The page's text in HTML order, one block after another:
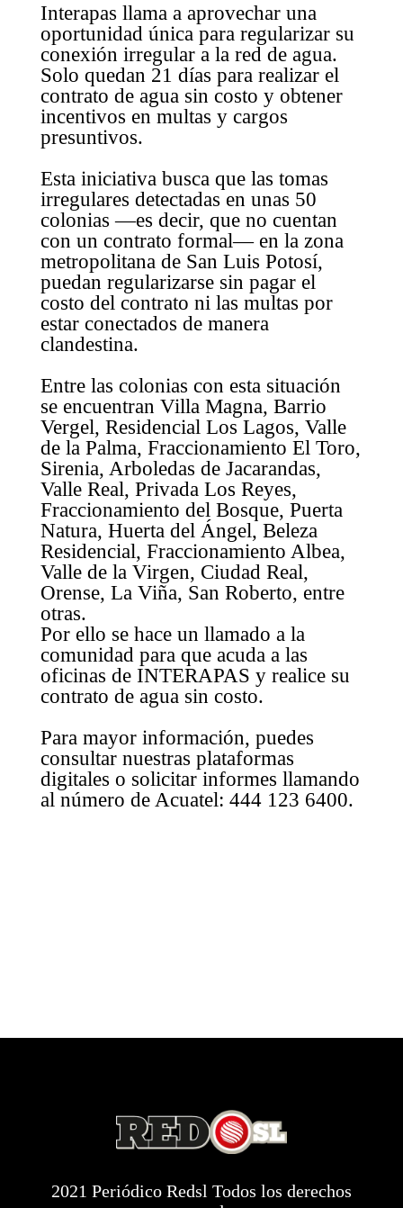
Interapas llama a aprovechar una
oportunidad única para regularizar su
conexión irregular a la red de agua.
Solo quedan 21 días para realizar el
contrato de agua sin costo y obtener
incentivos en multas y cargos
presuntivos.
Esta iniciativa busca que las tomas
irregulares detectadas en unas 50
colonias —es decir, que no cuentan
con un contrato formal— en la zona
metropolitana de San Luis Potosí,
puedan regularizarse sin pagar el
costo del contrato ni las multas por
estar conectados de manera
clandestina.
Entre las colonias con esta situación
se encuentran Villa Magna, Barrio
Vergel, Residencial Los Lagos, Valle
de la Palma, Fraccionamiento El Toro,
Sirenia, Arboledas de Jacarandas,
Valle Real, Privada Los Reyes,
Fraccionamiento del Bosque, Puerta
Natura, Huerta del Ángel, Beleza
Residencial, Fraccionamiento Albea,
Valle de la Virgen, Ciudad Real,
Orense, La Viña, San Roberto, entre
otras.
Por ello se hace un llamado a la
comunidad para que acuda a las
oficinas de INTERAPAS y realice su
contrato de agua sin costo.
Para mayor información, puedes
consultar nuestras plataformas
digitales o solicitar informes llamando
al número de Acuatel: 444 123 6400.
2021 Periódico Redsl Todos los derechos